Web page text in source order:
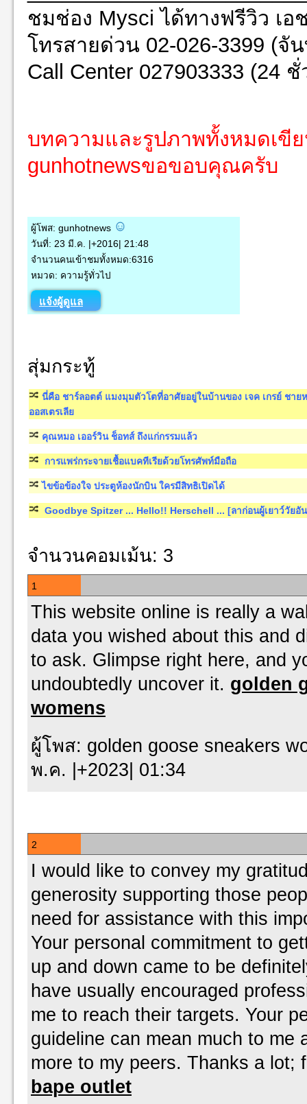
ชมช่อง Mysci ได้ทางฟรีวิว เ
โทรสายด่วน 02-026-3399 (จั
Call Center 027903333 (24 ชั่
บทความและรูปภาพทั้งหมดเขี
gunhotnewsขอขอบคุณครับ
ผู้โพส: gunhotnews
วันที่: 23 มี.ค. |+2016| 21:48
จำนวนคนเข้าชมทั้งหมด:6316
หมวด: ความรู้ทั่วไป
แจ้งผู้ดูแล
สุ่มกระทู้
นี่คือ ชาร์ลอตต์ แมงมุมตัวโตที่อาศัยอยู่ในบ้านของ เจค เกรย์ ชาย
ออสเตรเลีย
คุณหมอ เออร์วิน ช็อทส์ ถึงแก่กรรมแล้ว
การแพร่กระจายเชื้อแบคทีเรียด้วยโทรศัพท์มือถือ
ไขข้อข้องใจ ประตูห้องนักบิน ใครมีสิทธิเปิดได้
Goodbye Spitzer ... Hello!! Herschell ... [ลาก่อนผู้เยาว์วัยอั
จำนวนคอมเม้น: 3
1
This website online is really a
data you wished about this and
to ask. Glimpse right here, and
undoubtedly uncover it. golden
womens
ผู้โพส: golden goose
พ.ค. |+2023| 01:34
2
I would like to convey my
generosity supporting those
need for assistance with this
Your personal commitment to
up and down came to be
have usually encouraged
me to reach their targets. Your
guideline can mean much to me
more to my peers. Thanks a lot;
bape outlet